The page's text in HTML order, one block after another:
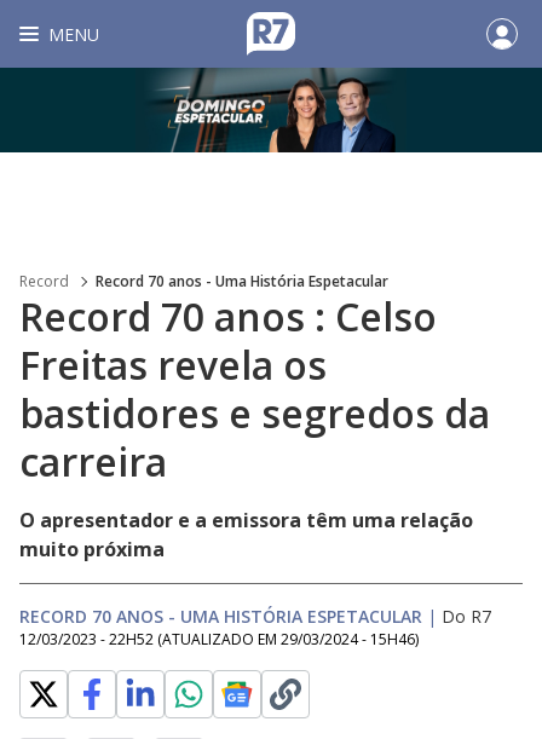
MENU
Record Record 70 anos - Uma História Espetacular
Record 70 anos : Celso
Freitas revela os
bastidores e segredos da
carreira
O apresentador e a emissora têm uma relação
muito próxima
RECORD 70 ANOS - UMA HISTÓRIA ESPETACULAR | Do R7
12/03/2023 - 22H52 (ATUALIZADO EM 29/03/2024 - 15H46)